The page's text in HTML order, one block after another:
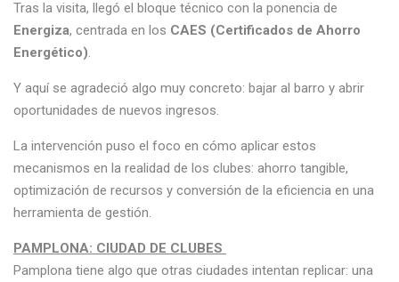
Tras la visita, llegó el bloque técnico con la ponencia de
Energiza, centrada en los CAES (Certificados de Ahorro
Energético).
Y aquí se agradeció algo muy concreto: bajar al barro y abrir
oportunidades de nuevos ingresos.
La intervención puso el foco en cómo aplicar estos
mecanismos en la realidad de los clubes: ahorro tangible,
optimización de recursos y conversión de la eficiencia en una
herramienta de gestión.
PAMPLONA: CIUDAD DE CLUBES
Pamplona tiene algo que otras ciudades intentan replicar: una